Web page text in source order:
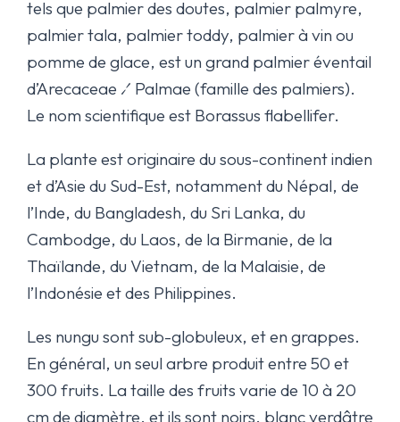
tels que palmier des doutes, palmier palmyre,
palmier tala, palmier toddy, palmier à vin ou
pomme de glace, est un grand palmier éventail
d’Arecaceae ⁄ Palmae (famille des palmiers).
Le nom scientifique est Borassus flabellifer.
La plante est originaire du sous-continent indien
et d’Asie du Sud-Est, notamment du Népal, de
l’Inde, du Bangladesh, du Sri Lanka, du
Cambodge, du Laos, de la Birmanie, de la
Thaïlande, du Vietnam, de la Malaisie, de
l’Indonésie et des Philippines.
Les nungu sont sub-globuleux, et en grappes.
En général, un seul arbre produit entre 50 et
300 fruits. La taille des fruits varie de 10 à 20
cm de diamètre, et ils sont noirs, blanc verdâtre